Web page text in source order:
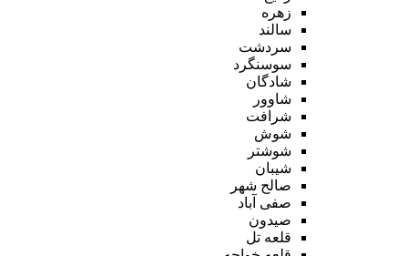
زهره
سالند
سردشت
سوسنگرد
شادگان
شاوور
شرافت
شوش
شوشتر
شیبان
صالح شهر
صفی آباد
صیدون
قلعه تل